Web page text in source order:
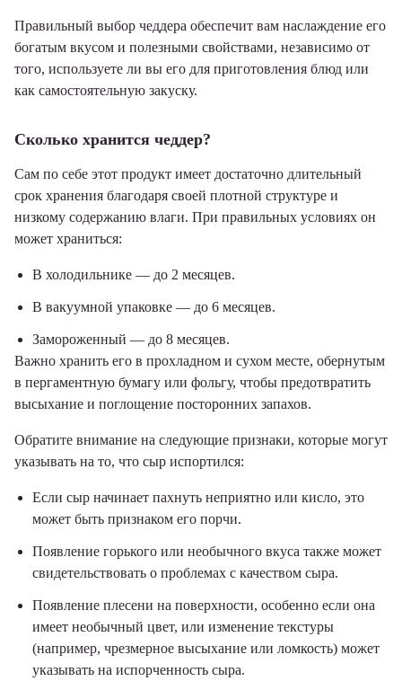
Правильный выбор чеддера обеспечит вам наслаждение его
богатым вкусом и полезными свойствами, независимо от
того, используете ли вы его для приготовления блюд или
как самостоятельную закуску.
Сколько хранится чеддер?
Сам по себе этот продукт имеет достаточно длительный
срок хранения благодаря своей плотной структуре и
низкому содержанию влаги. При правильных условиях он
может храниться:
В холодильнике — до 2 месяцев.
В вакуумной упаковке — до 6 месяцев.
Замороженный — до 8 месяцев.
Важно хранить его в прохладном и сухом месте, обернутым
в пергаментную бумагу или фольгу, чтобы предотвратить
высыхание и поглощение посторонних запахов.
Обратите внимание на следующие признаки, которые могут
указывать на то, что сыр испортился:
Если сыр начинает пахнуть неприятно или кисло, это
может быть признаком его порчи.
Появление горького или необычного вкуса также может
свидетельствовать о проблемах с качеством сыра.
Появление плесени на поверхности, особенно если она
имеет необычный цвет, или изменение текстуры
(например, чрезмерное высыхание или ломкость) может
указывать на испорченность сыра.